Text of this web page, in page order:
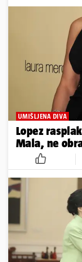
UMIŠLJENA DIVA
Lopez
Mala, ne